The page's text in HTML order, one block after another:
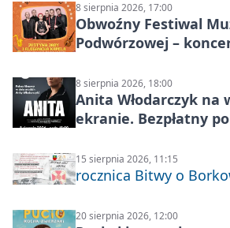
8 sierpnia 2026, 17:00
Obwoźny Festiwal
Podwórzowej –
8 sierpnia 2026, 18:00
Anita Włodarczyk na
ekranie. Bezpłatny
15 sierpnia 2026, 11:15
rocznica Bitwy o
20 sierpnia 2026, 12:00